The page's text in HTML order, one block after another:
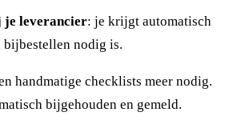
je leverancier: je krijgt automatisch
bijbestellen nodig is.
handmatige checklists meer nodig.
bijgehouden en gemeld.